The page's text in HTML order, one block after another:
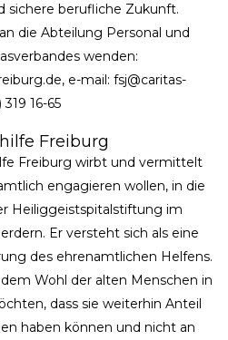
sichere berufliche Zukunft.
die Abteilung Personal und
wenden:
e-mail: fsj@caritas-
16-65
Freiburg
Freiburg wirbt und vermittelt
engagieren wollen, in die
Heiliggeistspitalstiftung im
Er versteht sich als eine
des ehrenamtlichen Helfens.
Wohl der alten Menschen in
dass sie weiterhin Anteil
haben können und nicht an